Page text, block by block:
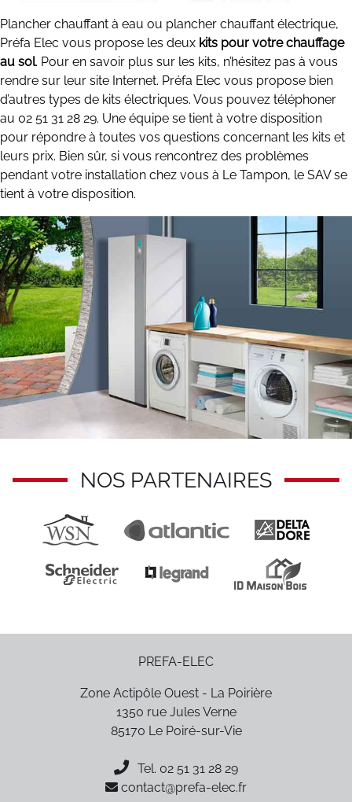
Plancher chauffant à eau ou plancher chauffant électrique,
Préfa Elec vous propose les deux kits pour votre chauffage
au sol. Pour en savoir plus sur les kits, n’hésitez pas à vous
rendre sur leur site Internet. Préfa Elec vous propose bien
d’autres types de kits électriques. Vous pouvez téléphoner
au 02 51 31 28 29. Une équipe se tient à votre disposition
pour répondre à toutes vos questions concernant les kits et
leurs prix. Bien sûr, si vous rencontrez des problèmes
pendant votre installation chez vous à Le Tampon, le SAV se
tient à votre disposition.
NOS PARTENAIRES
PREFA-ELEC
Zone Actipôle Ouest - La Poirière
1350 rue Jules Verne
85170 Le Poiré-sur-Vie
Tel. 02 51 31 28 29
contact@prefa-elec.fr